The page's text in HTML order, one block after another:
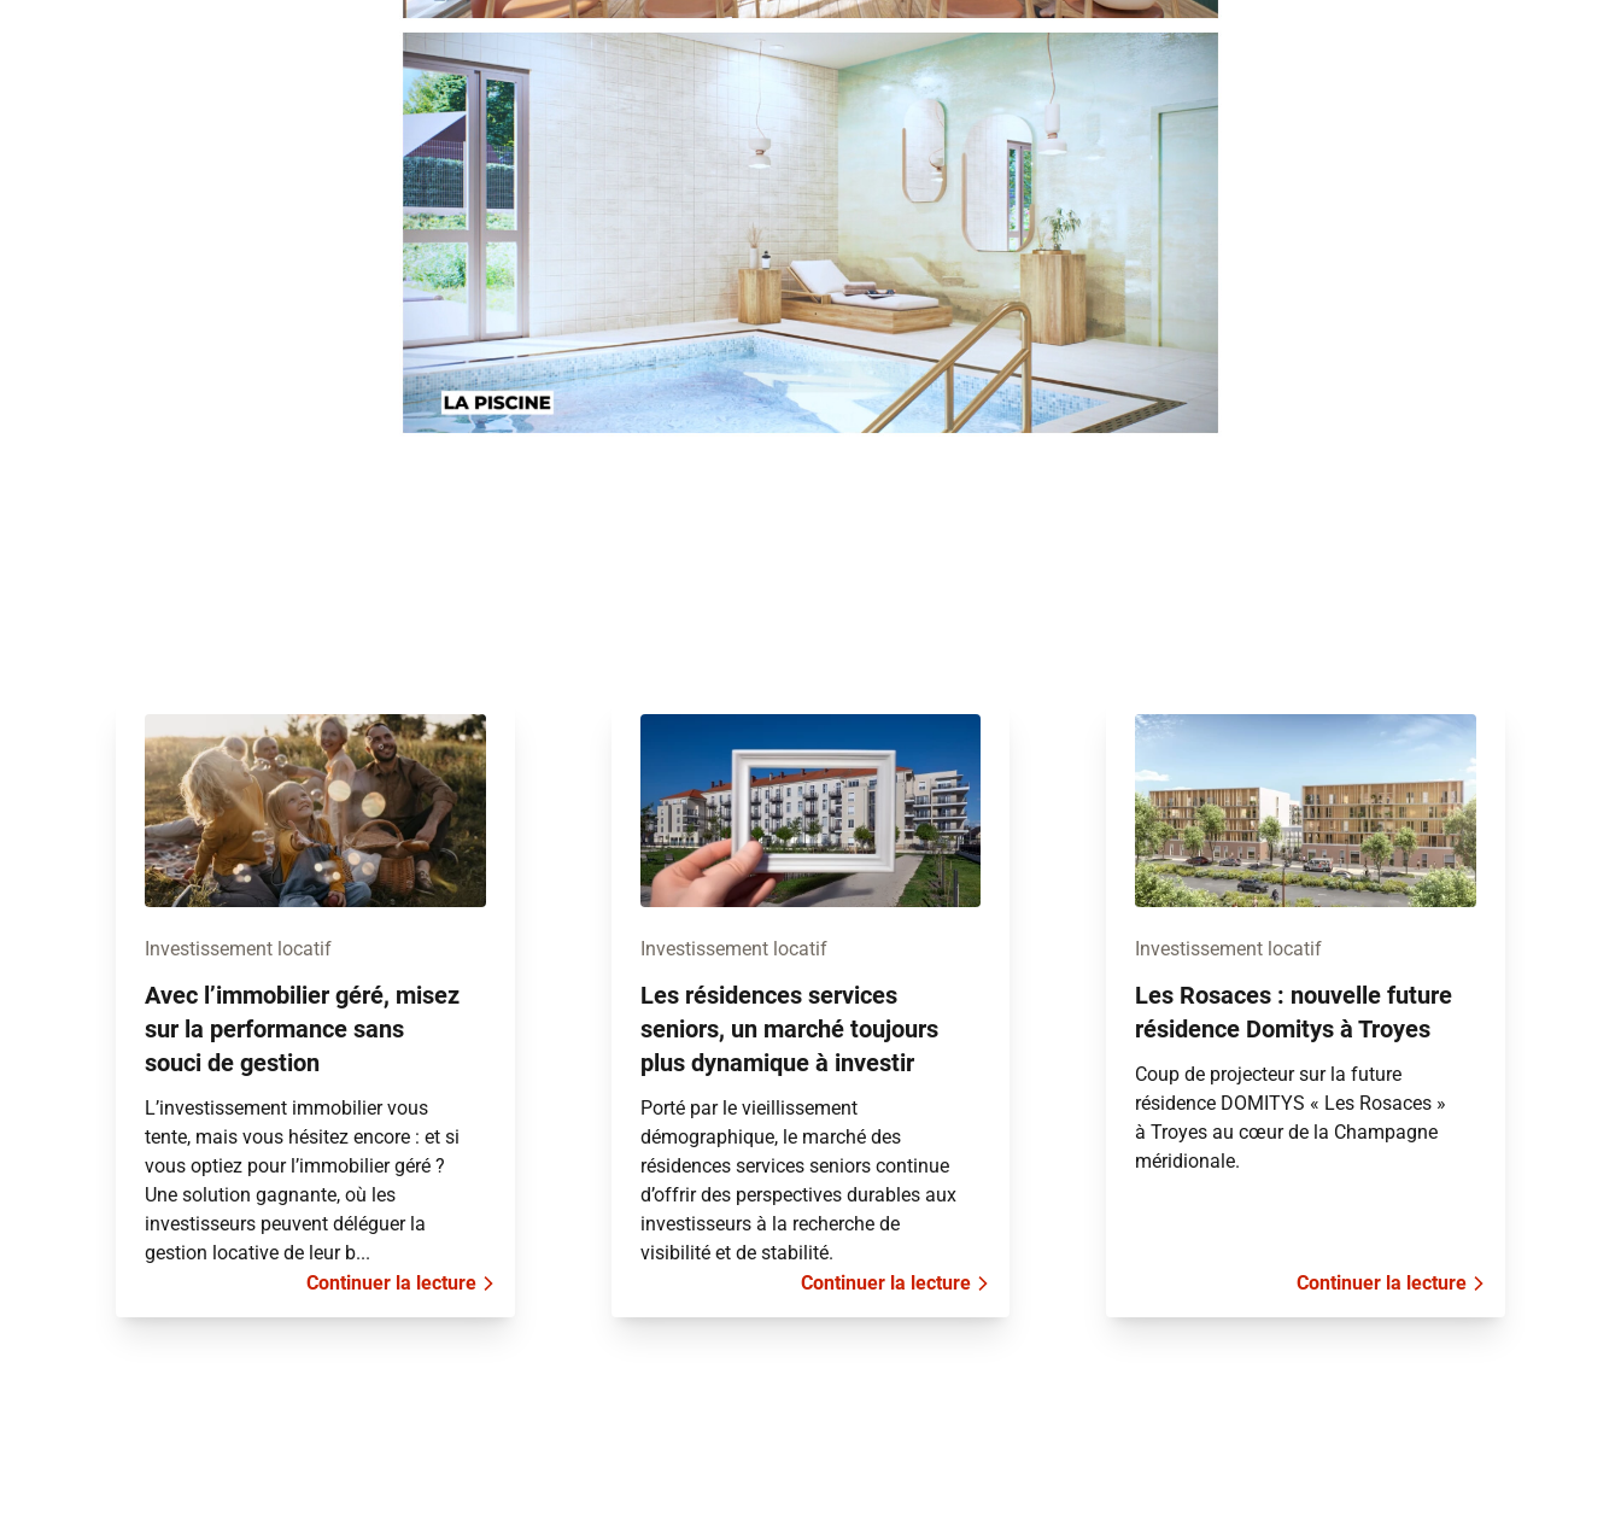
Investissement locatif
Avec l’immobilier géré, misez
sur la performance sans
souci de gestion
L’investissement immobilier vous
tente, mais vous hésitez encore : et si
vous optiez pour l’immobilier géré ?
Une solution gagnante, où les
investisseurs peuvent déléguer la
gestion locative de leur b...
Continuer la lecture
Investissement locatif
Les résidences services
seniors, un marché toujours
plus dynamique à investir
Porté par le vieillissement
démographique, le marché des
résidences services seniors continue
d’offrir des perspectives durables aux
investisseurs à la recherche de
visibilité et de stabilité.
Continuer la lecture
Investissement locatif
Les Rosaces : nouvelle future
résidence Domitys à Troyes
Coup de projecteur sur la future
résidence DOMITYS « Les Rosaces »
à Troyes au cœur de la Champagne
méridionale.
Continuer la lecture